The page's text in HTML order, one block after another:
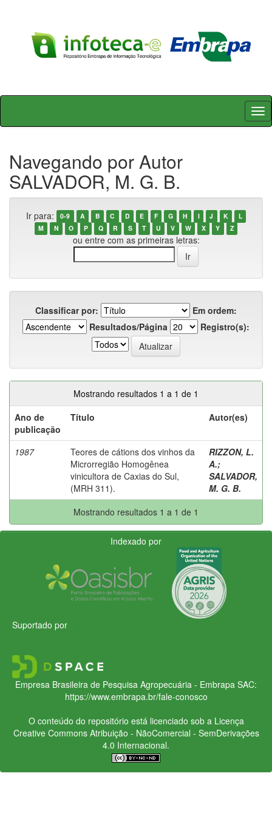
Skip
Navegando por Autor
SALVADOR, M. G. B.
Ir para: 0-9 A B C D E F G H I J K
L
M
N O P Q R S T U V W X Y Z
ou entre com as primeiras letras:
Classificar por:
Em ordem:
Resultados/Página
Registro(s):
Mostrando resultados 1 a 1 de 1
Ano de
publicação
Título Autor(es)
1987
Teores de cátions dos vinhos da
Microrregião Homogênea
vinicultora de Caxias do Sul,
(MRH 311).
RIZZON, L.
A.;
SALVADOR,
M. G. B.
Mostrando resultados 1 a 1 de 1
Indexado por
Suportado por
Empresa Brasileira de Pesquisa Agropecuária - Embrapa SAC:
https://www.embrapa.br/fale-conosco
O conteúdo do repositório está licenciado sob a Licença
Creative CommonsAtribuição - NãoComercial - SemDerivações
4.0 Internacional.